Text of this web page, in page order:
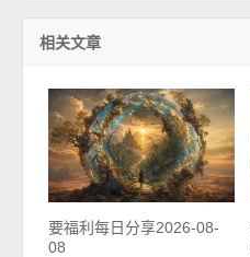
相关文章
要福利每日分享2026-08-
08